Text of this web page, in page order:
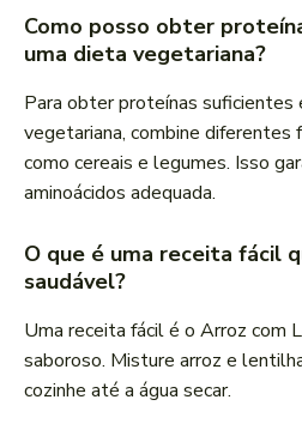
Como posso obter
uma dieta vegetariana?
Para obter proteínas suficientes
vegetariana, combine diferentes
como cereais e legumes. Isso
aminoácidos adequada.
O que é uma receita fácil
saudável?
Uma receita fácil é o Arroz com
saboroso. Misture arroz e
cozinhe até a água secar.